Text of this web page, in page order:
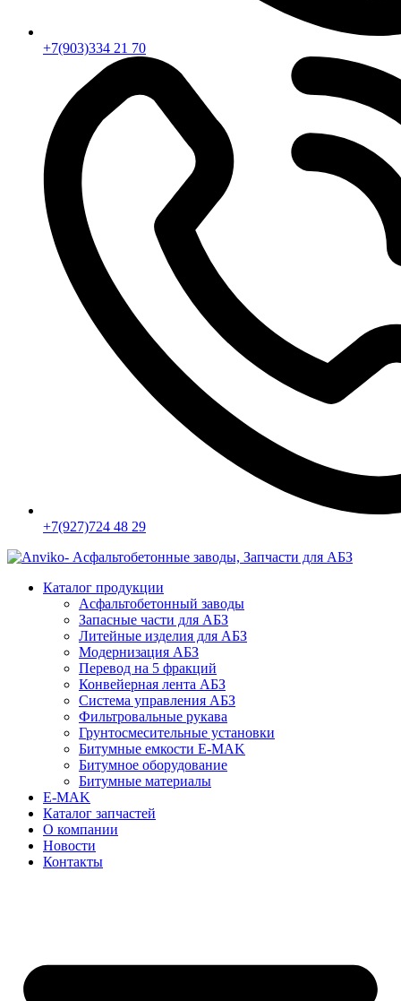
+7(903)334 21 70
+7(927)724 48 29
Каталог продукции
Асфальтобетонный заводы
Запасные части для АБЗ
Литейные изделия для АБЗ
Модернизация АБЗ
Перевод на 5 фракций
Конвейерная лента АБЗ
Система управления АБЗ
Фильтровальные рукава
Грунтосмесительные установки
Битумные емкости E-MAK
Битумное оборудование
Битумные материалы
E-MAK
Каталог запчастей
О компании
Новости
Контакты